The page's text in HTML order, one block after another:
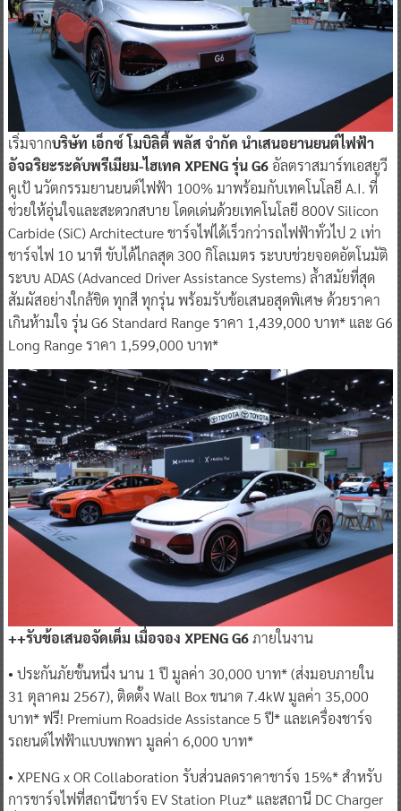
เริ่มจากบริษัท เอ็กซ์ โมบิลิตี้ พลัส จำกัด นำเสนอยานยนต์ไฟฟ้า
อัจฉริยะระดับพรีเมียม-ไฮเทค XPENG รุ่น G6อัลตราสมาร์ทเอสยูวี
คูเป้ นวัตกรรมยานยนต์ไฟฟ้า 100% มาพร้อมกับเทคโนโลยี A.I. ที่
ช่วยให้อุ่นใจและสะดวกสบาย โดดเด่นด้วยเทคโนโลยี 800V Silicon
Carbide (SiC) Architecture ชาร์จไฟได้เร็วกว่ารถไฟฟ้าทั่วไป 2 เท่า
ชาร์จไฟ 10 นาที ขับได้ไกลสุด 300 กิโลเมตร ระบบช่วยจอดอัตโนมัติ
ระบบ ADAS (Advanced Driver Assistance Systems) ล้ำสมัยที่สุด
สัมผัสอย่างใกล้ชิด ทุกสี ทุกรุ่น พร้อมรับข้อเสนอสุดพิเศษ ด้วยราคา
เกินห้ามใจ รุ่น G6 Standard Range ราคา 1,439,000 บาท* และ G6
Long Range ราคา 1,599,000 บาท*
++รับข้อเสนอจัดเต็ม เมื่อจอง XPENG G6ภายในงาน
• ประกันภัยชั้นหนึ่ง นาน 1 ปี มูลค่า 30,000 บาท* (ส่งมอบภายใน
31 ตุลาคม 2567), ติดตั้ง Wall Box ขนาด 7.4kW มูลค่า 35,000
บาท* ฟรี! Premium Roadside Assistance 5 ปี* และเครื่องชาร์จ
รถยนต์ไฟฟ้าแบบพกพา มูลค่า 6,000 บาท*
• XPENG x OR Collaboration รับส่วนลดราคาชาร์จ 15%* สำหรับ
การชาร์จไฟที่สถานีชาร์จ EV Station Pluz* และสถานี DC Charger